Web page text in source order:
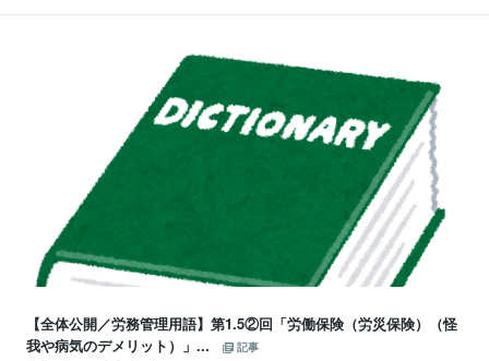
【全体公開／労務管理用語】第1.5②回「労働保険（労災保険）（怪
我や病気のデメリット）」...
記事